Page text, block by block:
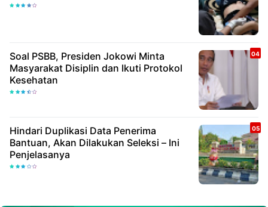
Soal PSBB, Presiden Jokowi Minta
Masyarakat Disiplin dan Ikuti Protokol
Kesehatan
Hindari Duplikasi Data Penerima
Bantuan, Akan Dilakukan Seleksi – Ini
Penjelasanya